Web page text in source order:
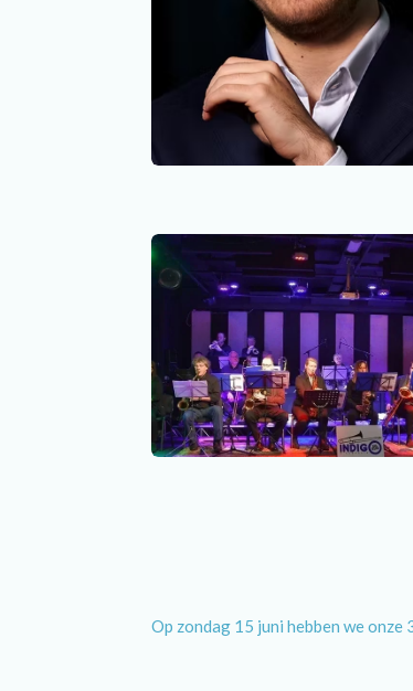
Op zondag 15 juni hebben we onze